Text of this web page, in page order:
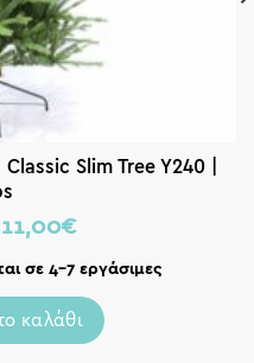
Slim Tree Y240 |
€
σε 4-7 εργάσιμες
καλάθι